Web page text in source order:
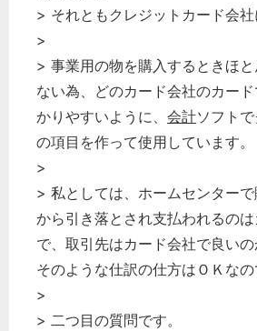
> それともクレジットカード会社
>
> 事業用の物を購入するときほ
ない為、どのカード会社のカー
かりやすいように、 会計ソフト
の項目を作って使用しています。
>
> 私としては、ホームセンターで
から引き落とされ支払われるの
で、取引先はカード会社で良いの
そのような仕訳の仕方はＯＫなの
>
> 二つ目の質問です。